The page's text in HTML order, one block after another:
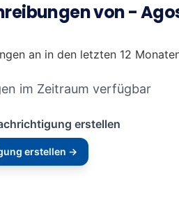
von -
an in den letzten 12
im Zeitraum verfügbar
erstellen
erstellen →